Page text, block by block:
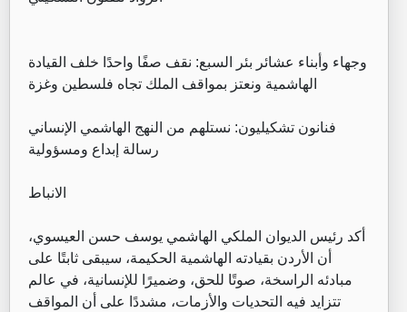
وجهاء وأبناء عشائر بئر السبع: نقف صفًا واحدًا خلف القيادة
الهاشمية ونعتز بمواقف الملك تجاه فلسطين وغزة
فنانون تشكيليون: نستلهم من النهج الهاشمي الإنساني
رسالة إبداع ومسؤولية
الانباط
أكد رئيس الديوان الملكي الهاشمي يوسف حسن العيسوي،
أن الأردن بقيادته الهاشمية الحكيمة، سيبقى ثابتًا على
مبادئه الراسخة، صوتًا للحق، وضميرًا للإنسانية، في عالم
تتزايد فيه التحديات والأزمات، مشددًا على أن المواقف